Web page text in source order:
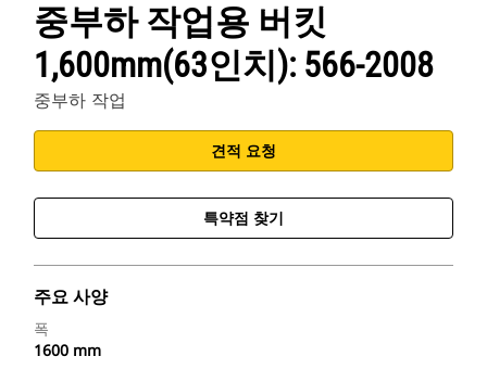
중부하 작업용 버킷
1,600mm(63인치): 566-2008
중부하 작업
견적 요청
특약점 찾기
주요 사양
폭
1600 mm